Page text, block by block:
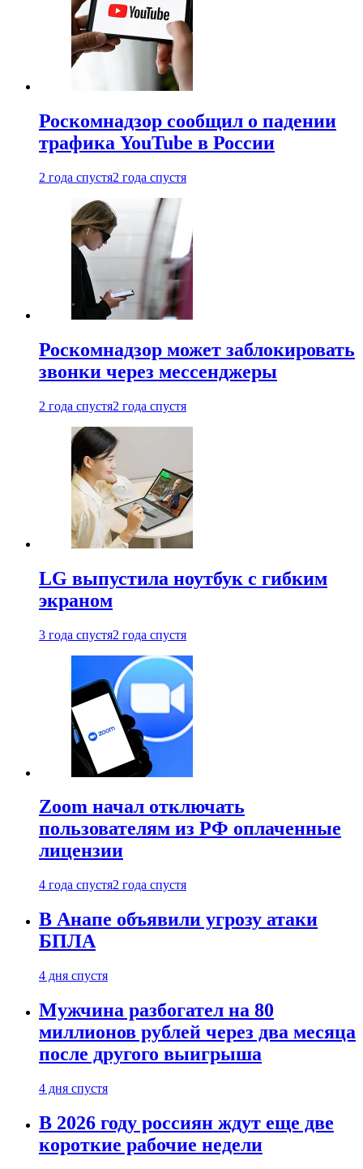
Роскомнадзор сообщил о падении
трафика YouTube в России
2 года спустя2 года спустя
Роскомнадзор может заблокировать
звонки через мессенджеры
2 года спустя2 года спустя
LG выпустила ноутбук с гибким
экраном
3 года спустя2 года спустя
Zoom начал отключать
пользователям из РФ оплаченные
лицензии
4 года спустя2 года спустя
В Анапе объявили угрозу атаки
БПЛА
4 дня спустя
Мужчина разбогател на 80
миллионов рублей через два месяца
после другого выигрыша
4 дня спустя
В 2026 году россиян ждут еще две
короткие рабочие недели